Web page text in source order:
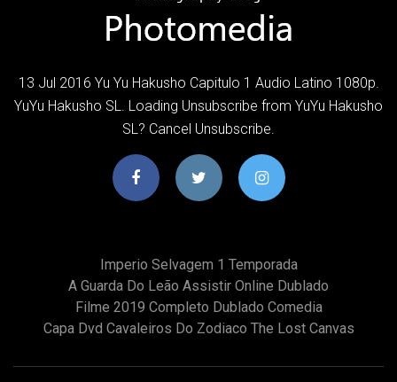
13 Jul 2016 Yu Yu Hakusho Capitulo 1 Audio Latino 1080p.
YuYu Hakusho SL. Loading Unsubscribe from YuYu Hakusho
SL? Cancel Unsubscribe.
Imperio Selvagem 1 Temporada
A Guarda Do Leão Assistir Online Dublado
Filme 2019 Completo Dublado Comedia
Capa Dvd Cavaleiros Do Zodiaco The Lost Canvas